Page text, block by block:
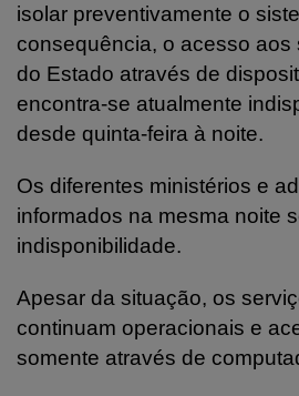
isolar preventivamente o
consequência, o acesso aos
do Estado através de
encontra-se atualmente
desde quinta-feira à noite.
Os diferentes ministérios e
informados na mesma noite
indisponibilidade.
Apesar da situação, os
continuam operacionais e
somente através de